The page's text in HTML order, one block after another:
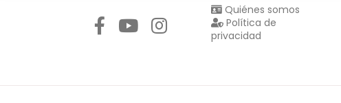
Quiénes somos
Política de
privacidad